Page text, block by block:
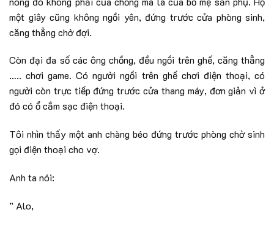
một giây cũng không ngồi yên, đứng trước cửa phòng sinh,
căng thẳng chờ đợi.
Còn đại đa số các ông chồng, đều ngồi trên ghế, căng thẳng
….. chơi game. Có người ngồi trên ghế chơi điện thoại, có
người còn trực tiếp đứng trước cửa thang máy, đơn giản vì ở
đó có ổ cắm sạc điện thoại.
Tôi nhìn thấy một anh chàng béo đứng trước phòng chờ sinh
gọi điện thoại cho vợ.
Anh ta nói:
” Alo,